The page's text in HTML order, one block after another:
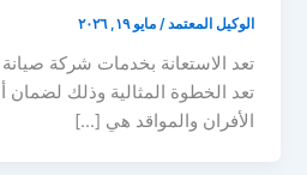
الوكيل المعتمد/مايو ١٩, ٢٠٢٦
تعد الاستعانة بخدمات شركة صيانة
تعد الخطوة المثالية وذلك
الأفران والمواقد هي […]